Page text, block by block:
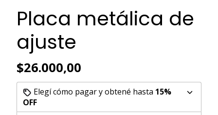
Placa metálica de
ajuste
$26.000,00
Elegí cómo pagar y obtené hasta 15%
OFF